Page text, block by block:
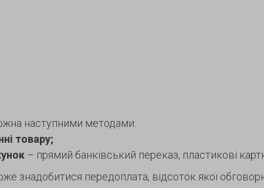
наступними методами:
товару;
– прямий банківський переказ, пластикові
знадобитися передоплата, відсоток якої